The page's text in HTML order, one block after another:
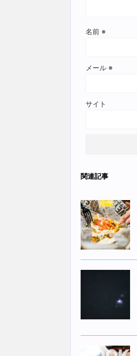
名前 ※
メール ※
サイト
関連記事